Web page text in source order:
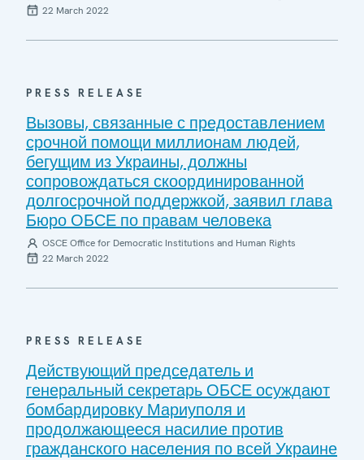
22 March 2022
PRESS RELEASE
Вызовы, связанные с предоставлением
срочной помощи миллионам людей,
бегущим из Украины, должны
сопровождаться скоординированной
долгосрочной поддержкой, заявил глава
Бюро ОБСЕ по правам человека
OSCE Office for Democratic Institutions and Human Rights
22 March 2022
PRESS RELEASE
Действующий председатель и
генеральный секретарь ОБСЕ осуждают
бомбардировку Мариуполя и
продолжающееся насилие против
гражданского населения по всей Украине